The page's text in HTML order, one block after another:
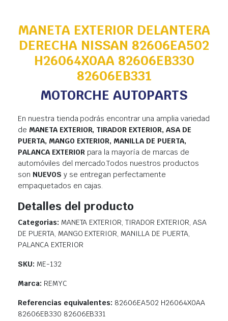
MANETA EXTERIOR DELANTERA
DERECHA NISSAN 82606EA502
H26064X0AA 82606EB330
82606EB331
MOTORCHE AUTOPARTS
En nuestra tienda podrás encontrar una amplia variedad
de MANETA EXTERIOR, TIRADOR EXTERIOR, ASA DE
PUERTA, MANGO EXTERIOR, MANILLA DE PUERTA,
PALANCA EXTERIORpara la mayoría de marcas de
automóviles del mercado.Todos nuestros productos
son NUEVOS y se entregan perfectamente
empaquetados en cajas.
Detalles del producto
Categorias: MANETA EXTERIOR, TIRADOR EXTERIOR, ASA
DE PUERTA, MANGO EXTERIOR, MANILLA DE PUERTA,
PALANCA EXTERIOR
SKU: ME-132
Marca: REMYC
Referencias equivalentes: 82606EA502 H26064X0AA
82606EB330 82606EB331